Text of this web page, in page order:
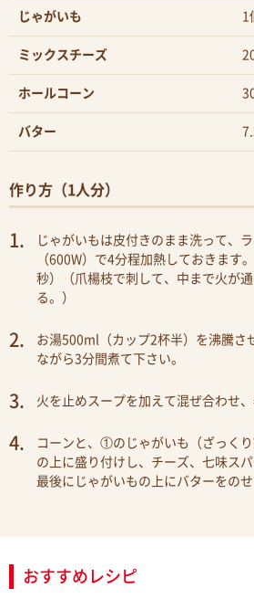
じゃがいも 1
ミックスチーズ
ホールコーン
バター
作り方（1人分）
じゃがいもは皮付きのまま洗って、
（600W）で4分程加熱しておきま
秒）（爪楊枝で刺して、中まで火が
る。）
お湯500ml（カップ2杯半）を沸騰さ
ながら3分間煮て下さい。
火を止めスープを加えて混ぜ合わせ、
コーンと、①のじゃがいも（ざっく
の上に盛り付けし、チーズ、七味ス
最後にじゃがいもの上にバターをのせ
おすすめレシピ